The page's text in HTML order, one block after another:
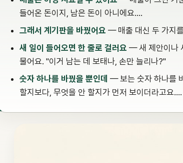
들어온 돈이지, 남은 돈이 아니에요.…
그래서 계기판을 바꿨어요 — 매출 대신 두 가지
새 일이 들어오면 한 줄로 걸러요 — 새 제안이나
물어요. "이거 남는 데 보태나, 손만 늘리나?"
숫자 하나를 바꿨을 뿐인데 — 보는 숫자 하나를
할지보다, 무엇을 안 할지가 먼저 보이더라고요.…